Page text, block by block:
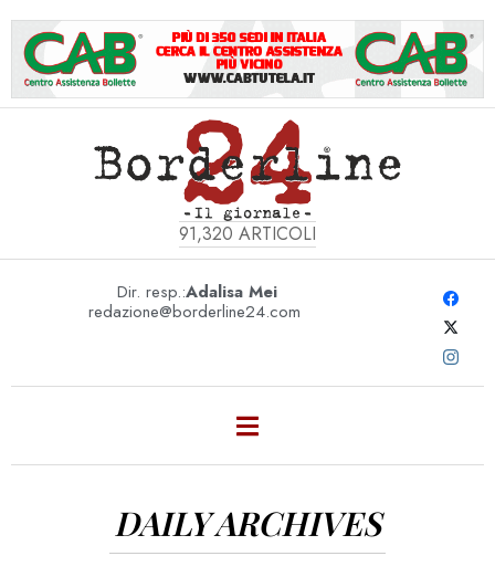
91,320 ARTICOLI
Dir. resp.:Adalisa Mei
redazione@borderline24.com
DAILY ARCHIVES